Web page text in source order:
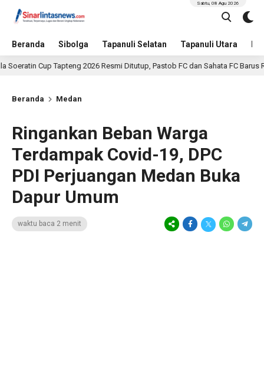
Beranda Sibolga Tapanuli Selatan Tapanuli Utara
Sabtu, 08 Agu 2026
Cup Tapteng 2026 Resmi Ditutup, Pastob FC dan Sahata FC Barus Raih Gelar
Beranda Medan
Ringankan Beban Warga
Terdampak Covid-19, DPC
PDI Perjuangan Medan Buka
Dapur Umum
waktu baca 2 menit